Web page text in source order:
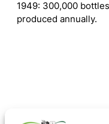
1949: 300,000
produced annually.